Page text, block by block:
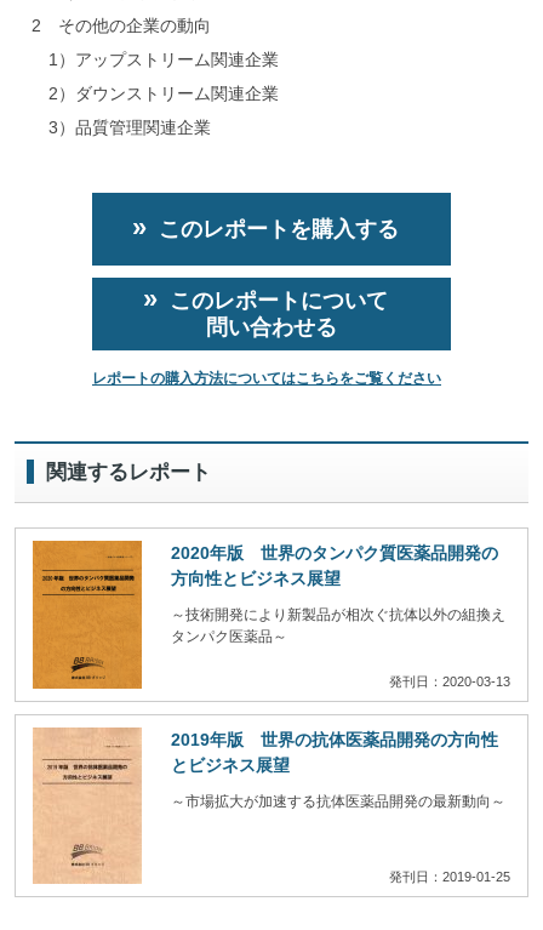
2 その他の企業の動向
1）アップストリーム関連企業
2）ダウンストリーム関連企業
3）品質管理関連企業
このレポートを購入する
このレポートについて
問い合わせる
レポートの購入方法についてはこちらをご覧ください
関連するレポート
2020年版 世界のタンパク質医薬品開発の
方向性とビジネス展望
～技術開発により新製品が相次ぐ抗体以外の組換え
タンパク医薬品～
発刊日：2020-03-13
2019年版 世界の抗体医薬品開発の方向性
とビジネス展望
～市場拡大が加速する抗体医薬品開発の最新動向～
発刊日：2019-01-25